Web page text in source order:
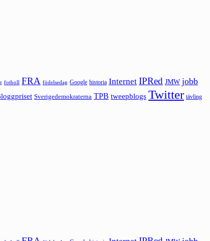
fotboll FRA födelsedag Google historia Internet IPRed JMW jobb
Sverigedemokraterna TPB tweepblogs Twitter tävling